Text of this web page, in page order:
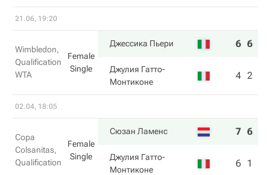
21.06, 19:20
Wimbledon,
Qualification
WTA
Female
Single
Джессика Пьери 6 6
Джулия Гатто-
Монтиконе
4 2
02.04, 18:05
Copa
Colsanitas,
Qualification
Female
Single
Сюзан Ламенс 7 6
Джулия Гатто-
Монтиконе
6 1